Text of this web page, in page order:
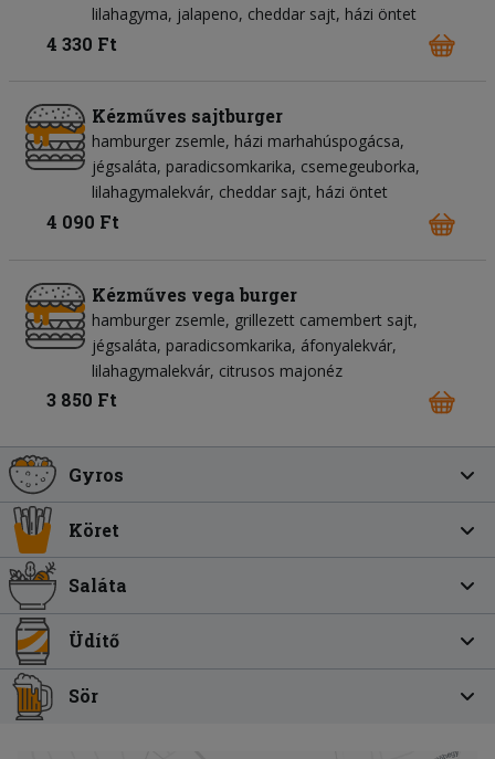
lilahagyma jalapeno cheddar sajt házi öntet
4 330 Ft
Kézműves sajtburger
hamburger zsemle házi marhahúspogácsa
jégsaláta paradicsomkarika csemegeuborka
lilahagymalekvár cheddar sajt házi öntet
4 090 Ft
Kézműves vega burger
hamburger zsemle grillezett camembert sajt
jégsaláta paradicsomkarika áfonyalekvár
lilahagymalekvár citrusos majonéz
3 850 Ft
Gyros
Köret
Saláta
Üdítő
Sör